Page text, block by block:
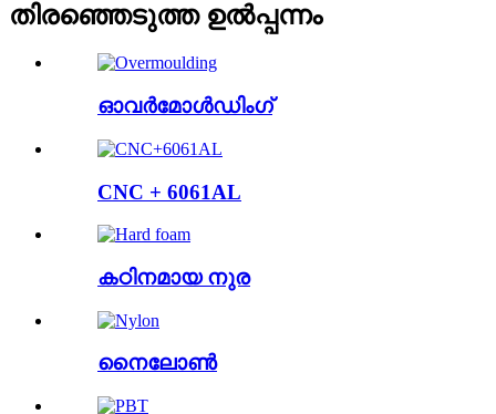
തിരഞ്ഞെടുത്ത ഉൽപ്പന്നം
ഓവർമോൾഡിംഗ്
CNC + 6061AL
കഠിനമായ നുര
നൈലോൺ